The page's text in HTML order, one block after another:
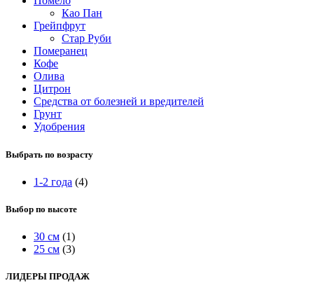
Као Пан
Грейпфрут
Стар Руби
Померанец
Кофе
Олива
Цитрон
Средства от болезней и вредителей
Грунт
Удобрения
Выбрать по возрасту
1-2 года (4)
Выбор по высоте
30 см (1)
25 см (3)
ЛИДЕРЫ ПРОДАЖ